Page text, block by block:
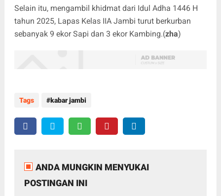
Selain itu, mengambil khidmat dari Idul Adha 1446 H
tahun 2025, Lapas Kelas IIA Jambi turut berkurban
sebanyak 9 ekor Sapi dan 3 ekor Kambing.(zha)
Tags kabar jambi
ANDA MUNGKIN MENYUKAI
POSTINGAN INI